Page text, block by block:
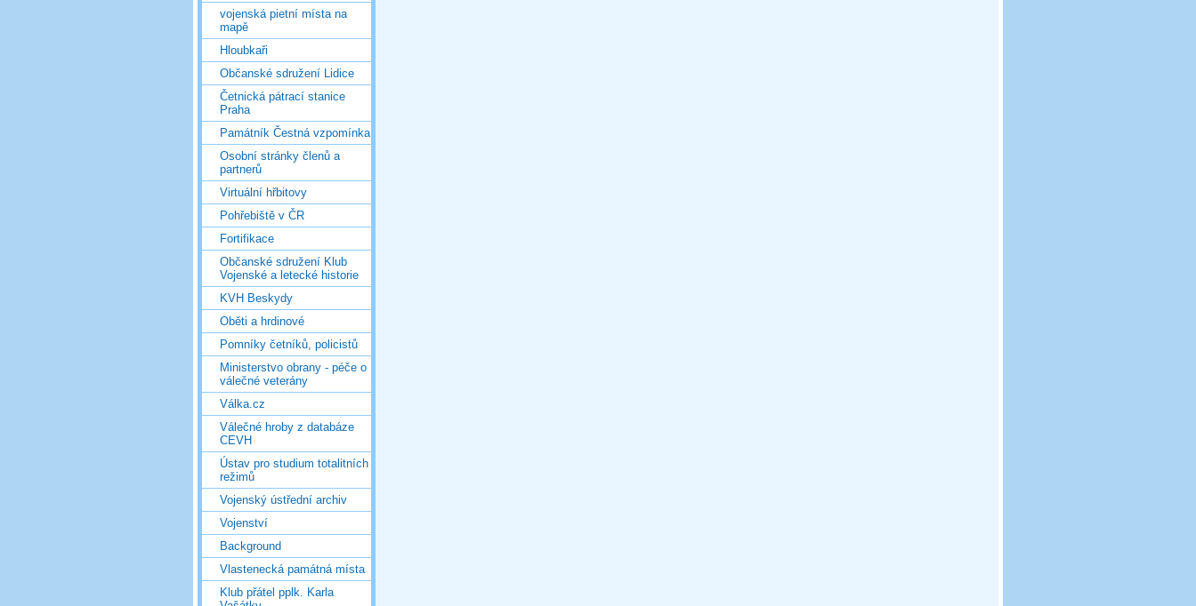
vojenská pietní místa na
mapě
Hloubkaři
Občanské sdružení Lidice
Četnická pátrací stanice
Praha
Památník Čestná vzpomínka
Osobní stránky členů a
partnerů
Virtuální hřbitovy
Pohřebiště v ČR
Fortifikace
Občanské sdružení Klub
Vojenské a letecké historie
KVH Beskydy
Oběti a hrdinové
Pomníky četníků, policistů
Ministerstvo obrany - péče o
válečné veterány
Válka.cz
Válečné hroby z databáze
CEVH
Ústav pro studium totalitních
režimů
Vojenský ústřední archiv
Vojenství
Background
Vlastenecká památná místa
Klub přátel pplk. Karla